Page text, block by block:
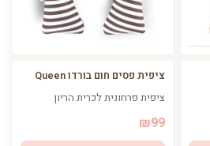
ציפית פסים חום בורדו Queen
ציפית פרחונית לכרית הריון
₪99